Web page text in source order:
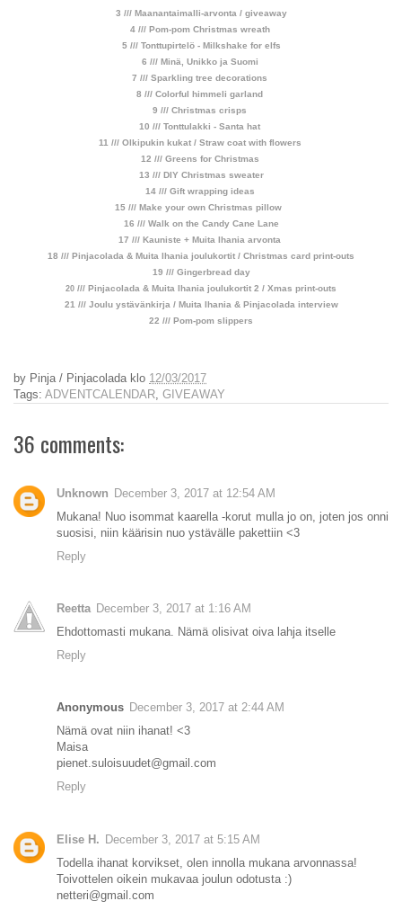
3 /// Maanantaimalli-arvonta / giveaway
4 /// Pom-pom Christmas wreath
5 /// Tonttupirtelö - Milkshake for elfs
6 /// Minä, Unikko ja Suomi
7 /// Sparkling tree decorations
8 /// Colorful himmeli garland
9 /// Christmas crisps
10 /// Tonttulakki - Santa hat
11 /// Olkipukin kukat / Straw coat with flowers
12 /// Greens for Christmas
13 /// DIY Christmas sweater
14 /// Gift wrapping ideas
15 /// Make your own Christmas pillow
16 /// Walk on the Candy Cane Lane
17 /// Kauniste + Muita Ihania arvonta
18 /// Pinjacolada & Muita Ihania joulukortit / Christmas card print-outs
19 /// Gingerbread day
20 /// Pinjacolada & Muita Ihania joulukortit 2 / Xmas print-outs
21 /// Joulu ystävänkirja / Muita Ihania & Pinjacolada interview
22 /// Pom-pom slippers
by Pinja / Pinjacolada klo 12/03/2017
Tags: ADVENTCALENDAR GIVEAWAY
36 comments:
Unknown December 3, 2017 at 12:54 AM
Mukana! Nuo isommat kaarella -korut mulla jo on, joten jos onni
suosisi, niin käärisin nuo ystävälle pakettiin <3
Reply
Reetta December 3, 2017 at 1:16 AM
Ehdottomasti mukana. Nämä olisivat oiva lahja itselle
Reply
Anonymous December 3, 2017 at 2:44 AM
Nämä ovat niin ihanat! <3
Maisa
pienet.suloisuudet@gmail.com
Reply
Elise H. December 3, 2017 at 5:15 AM
Todella ihanat korvikset, olen innolla mukana arvonnassa!
Toivottelen oikein mukavaa joulun odotusta :)
netteri@gmail.com